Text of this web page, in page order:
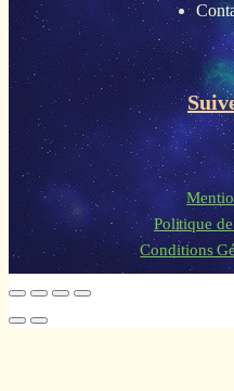
Politique
Conditions